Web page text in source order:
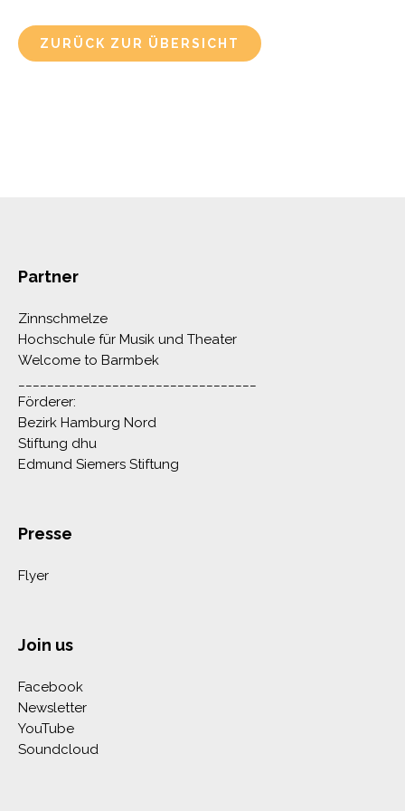
ZURÜCK ZUR ÜBERSICHT
Partner
Zinnschmelze
Hochschule für Musik und Theater
Welcome to Barmbek
Förderer:
Bezirk Hamburg Nord
Stiftung dhu
Edmund Siemers Stiftung
Presse
Flyer
Join us
Facebook
Newsletter
YouTube
Soundcloud